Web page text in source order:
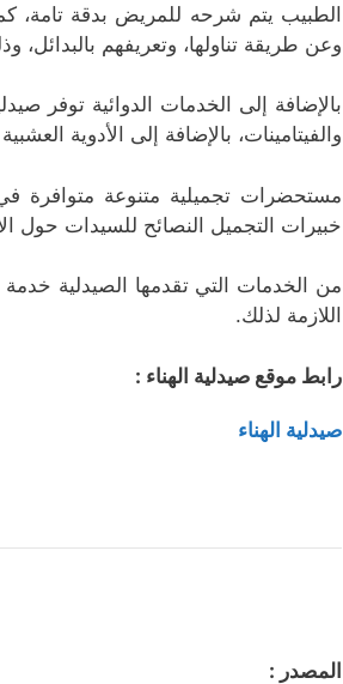
الطبيب يتم شرحه للمريض بدقة تامة،
وعن طريقة تناولها، وتعريفهم
بالإضافة إلى الخدمات الدوائية توفر
والفيتامينات، بالإضافة إلى الأدوية
مستحضرات تجميلية متنوعة متوافرة في
خبيرات التجميل النصائح للسيدات حول
من الخدمات التي تقدمها الصيدلية
اللازمة لذلك.
رابط موقع صيدلية الهناء :
صيدلية الهناء
المصدر :